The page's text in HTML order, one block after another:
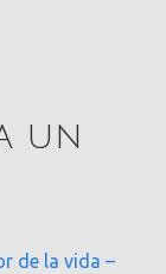
un
de la vida –